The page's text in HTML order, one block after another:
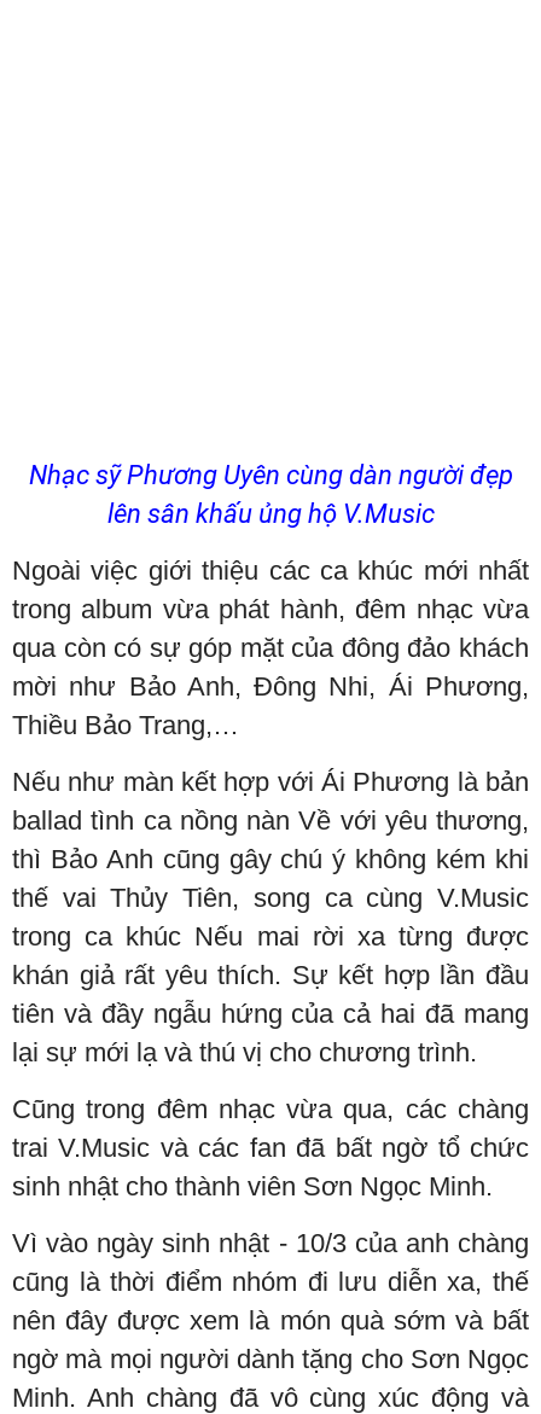
Nhạc sỹ Phương Uyên cùng dàn người đẹp
lên sân khấu ủng hộ V.Music
Ngoài việc giới thiệu các ca khúc mới nhất
trong album vừa phát hành, đêm nhạc vừa
qua còn có sự góp mặt của đông đảo khách
mời như Bảo Anh, Đông Nhi, Ái Phương,
Thiều Bảo Trang,…
Nếu như màn kết hợp với Ái Phương là bản
ballad tình ca nồng nàn Về với yêu thương,
thì Bảo Anh cũng gây chú ý không kém khi
thế vai Thủy Tiên, song ca cùng V.Music
trong ca khúc Nếu mai rời xa từng được
khán giả rất yêu thích. Sự kết hợp lần đầu
tiên và đầy ngẫu hứng của cả hai đã mang
lại sự mới lạ và thú vị cho chương trình.
Cũng trong đêm nhạc vừa qua, các chàng
trai V.Music và các fan đã bất ngờ tổ chức
sinh nhật cho thành viên Sơn Ngọc Minh.
Vì vào ngày sinh nhật - 10/3 của anh chàng
cũng là thời điểm nhóm đi lưu diễn xa, thế
nên đây được xem là món quà sớm và bất
ngờ mà mọi người dành tặng cho Sơn Ngọc
Minh. Anh chàng đã vô cùng xúc động và